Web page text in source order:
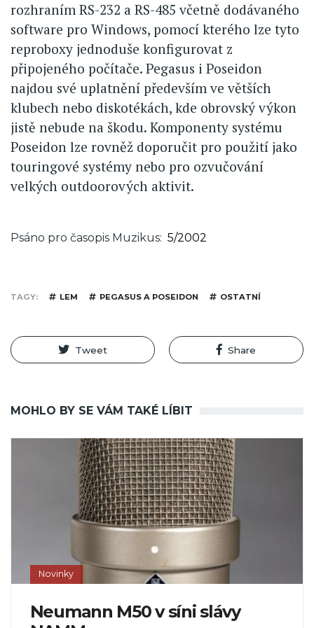
rozhraním RS-232 a RS-485 včetně dodávaného
software pro Windows, pomocí kterého lze tyto
reproboxy jednoduše konfigurovat z
připojeného počítače. Pegasus i Poseidon
najdou své uplatnění především ve větších
klubech nebo diskotékách, kde obrovský výkon
jistě nebude na škodu. Komponenty systému
Poseidon lze rovněž doporučit pro použití jako
touringové systémy nebo pro ozvučování
velkých outdoorových aktivit.
Psáno pro časopis Muzikus 5/2002
TAGY LEM PEGASUS A POSEIDON OSTATNÍ
Tweet Share
MOHLO BY SE VÁM TAKÉ LÍBIT
Novinky
Neumann M50 v síni slávy